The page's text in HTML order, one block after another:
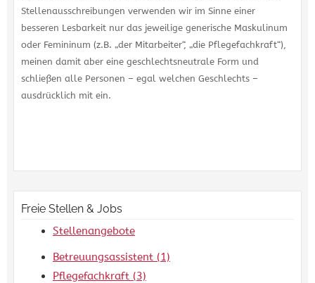
Stellenausschreibungen verwenden wir im Sinne einer
besseren Lesbarkeit nur das jeweilige generische Maskulinum
oder Femininum (z.B. „der Mitarbeiter“, „die Pflegefachkraft“),
meinen damit aber eine geschlechtsneutrale Form und
schließen alle Personen – egal welchen Geschlechts –
ausdrücklich mit ein.
Freie Stellen & Jobs
Stellenangebote
Betreuungsassistent (1)
Pflegefachkraft (3)